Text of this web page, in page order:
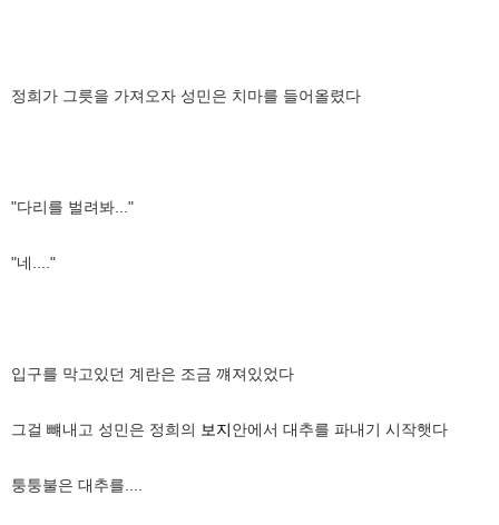
정희가 그릇을 가져오자 성민은 치마를 들어올렸다
"다리를 벌려봐..."
"네...."
입구를 막고있던 계란은 조금 꺠져있었다
그걸 뺴내고 성민은 정희의 보지안에서 대추를 파내기 시작햇다
퉁퉁불은 대추를....